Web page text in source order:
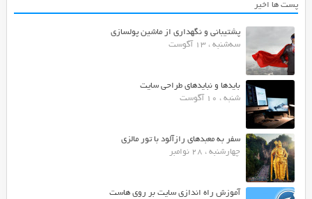
پست ها اخیر
پشتیبانی و نگهداری از ماشین پولسازی
سه‌شنبه ، 13 آگوست
بایدها و نبایدهای طراحی سایت
شنبه ، 10 آگوست
سفر به معبدهای رازآلود با تور مالزی
چهارشنبه ، 28 نوامبر
آموزش راه اندازی سایت بر روی هاست